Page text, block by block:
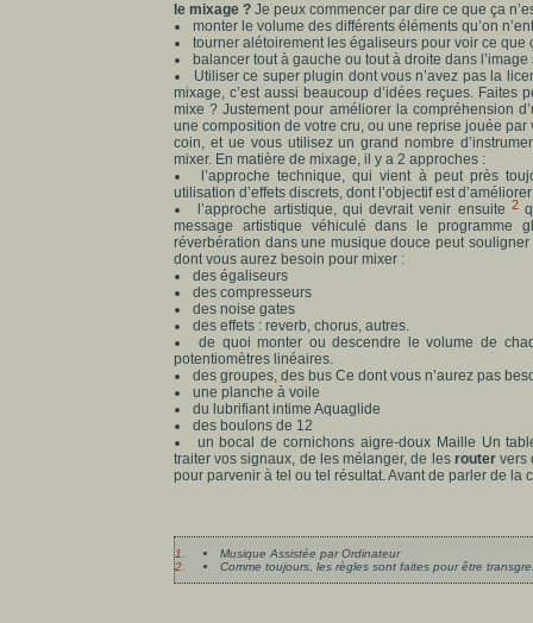
le mixage ? Je peux commencer par dire ce que ça
monter le volume des différents éléments qu’on
tourner alétoirement les égaliseurs pour voir ce que
balancer tout à gauche ou tout à droite dans l’image
Utiliser ce super plugin dont vous n’avez pas la
mixage, c’est aussi beaucoup d’idées reçues. Faites
mixe ? Justement pour améliorer la compréhension
une composition de votre cru, ou une reprise jouée
coin, et ue vous utilisez un grand nombre
mixer. En matière de mixage, il y a 2 approches :
l’approche technique, qui vient à peut près
utilisation d’effets discrets, dont l’objectif est
l’approche artistique, qui devrait venir ensuite 2
message artistique véhiculé dans le
réverbération dans une musique douce peut
dont vous aurez besoin pour mixer :
des égaliseurs
des compresseurs
des noise gates
des effets : reverb, chorus, autres.
de quoi monter ou descendre le volume de
potentiomètres linéaires.
des groupes, des bus Ce dont vous n’aurez pas
une planche à voile
du lubrifiant intime Aquaglide
des boulons de 12
un bocal de cornichons aigre-doux Maille Un
traiter vos signaux, de les mélanger, de les routervers
pour parvenir à tel ou tel résultat. Avant de parler de la
1.
Musique Assistée par Ordinateur
2.
Comme toujours, les règles sont faites pour être